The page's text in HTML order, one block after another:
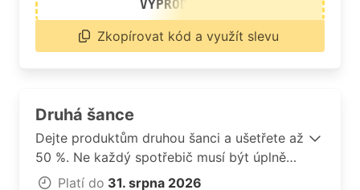
VYPRODEJ30
Zkopírovat kód a využít slevu
Druhá šance
Dejte produktům druhou šanci a ušetřete až
50 %. Ne každý spotřebič musí být úplně
nový, aby vám mohl skvěle sloužit. V rámci
Platí do 31. srpna 2026